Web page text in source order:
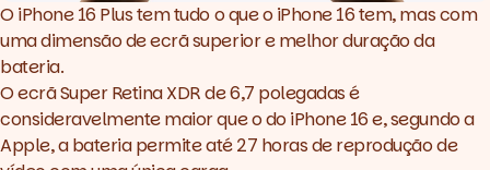
O iPhone 16 Plus tem tudo o que o iPhone 16 tem, mas com
uma dimensão de ecrã superior e melhor duração da
bateria.
O ecrã Super Retina XDR de 6,7 polegadas é
consideravelmente maior que o do iPhone 16 e, segundo a
Apple, a bateria permite até 27 horas de reprodução de